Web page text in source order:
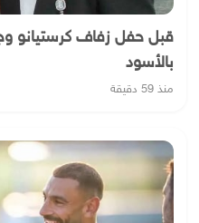
قبل حفل زفاف كرستيانو
بالأسود
منذ 59 دقيقة